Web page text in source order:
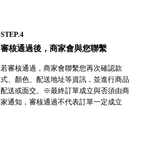
STEP.4
審核通過後，商家會與您聯繫
若審核通過，商家會聯繫您再次確認款
式、顏色、配送地址等資訊，並進行商品
配送或面交。※最終訂單成立與否須由商
家通知，審核通過不代表訂單一定成立